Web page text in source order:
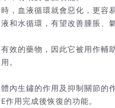
，血液循環就會惡化，更容
和水循環，有望改善腫脹、
效的藥物，因此它被用作輔
。
內生鏽的作用及抑制關節的作
用完成後恢復的功能。